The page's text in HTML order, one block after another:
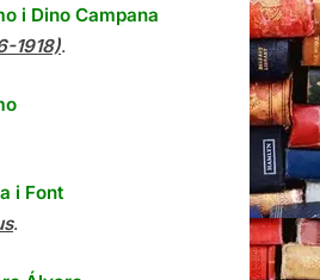
i Dino Campana
1918).
i Font
.